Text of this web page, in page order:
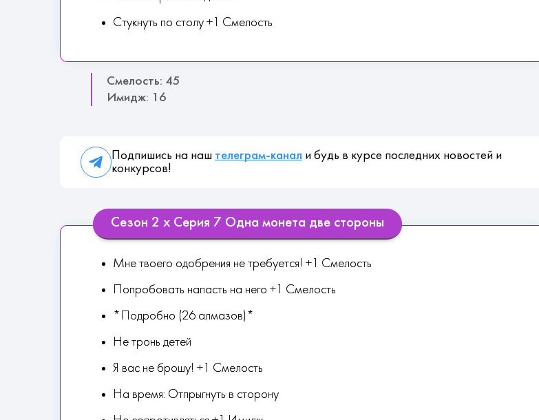
Стукнуть по столу +1 Смелость
Смелость: 45
Имидж: 16
Подпишись на наш телеграм-канал и будь в курсе последних новостей и
конкурсов!
Сезон 2 х Серия 7 Одна монета две стороны
Мне твоего одобрения не требуется! +1 Смелость
Попробовать напасть на него +1 Смелость
*Подробно (26 алмазов)*
Не тронь детей
Я вас не брошу! +1 Смелость
На время: Отпрыгнуть в сторону